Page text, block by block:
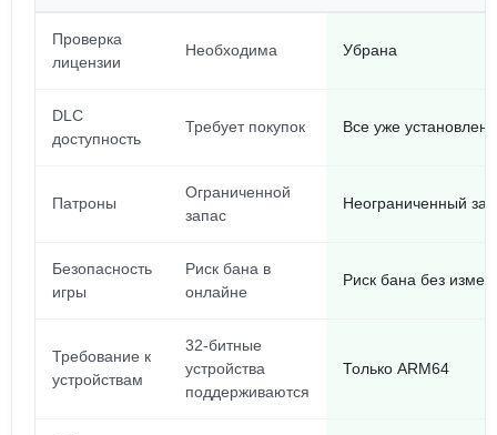
Проверка
лицензии
Необходима Убрана
DLC
доступность
Требует покупок Все уже
Патроны
Ограниченной
запас
Неограниченный
Безопасность
игры
Риск бана в
онлайне
Риск бана без
Требование к
устройствам
32-битные
устройства
поддерживаются
Только ARM64